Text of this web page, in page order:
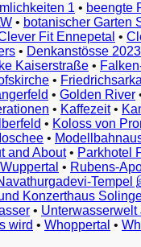
1 • beengte
• botanischer Garten
Fit Ennepetal •
• Denkanstösse 2023
Kaiserstraße •
•
• Golden River
• Kaffezeit•
• Koloss von
•
and About• Parkhotel
• Rubens-
Konzerthaus
• Unterwasserwelt
wird • Whoppertal •